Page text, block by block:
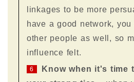
linkages to be more
have a good network,
other people as well, so
influence felt.
6
Know when it's time